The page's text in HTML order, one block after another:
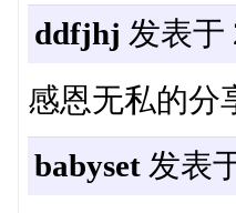
ddfjhj 发表于
感恩无私的分
babyset发表